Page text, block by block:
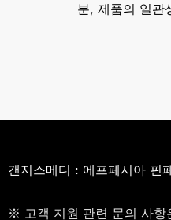
분, 제품의 일관
갠지스메디 : 에프페시아 핀
※ 고객 지원 관련 문의 사항